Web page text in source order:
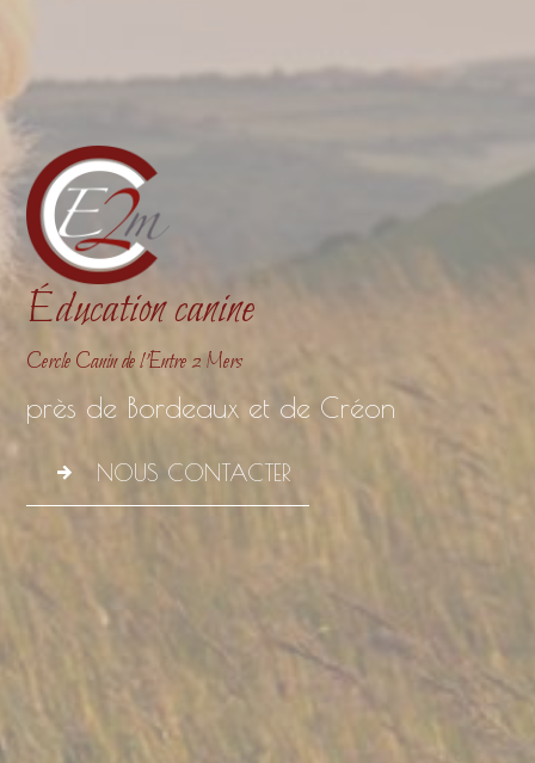
Éducation canine
Cercle Canin de l’Entre 2 Mers
près de Bordeaux et de Créon
NOUS CONTACTER